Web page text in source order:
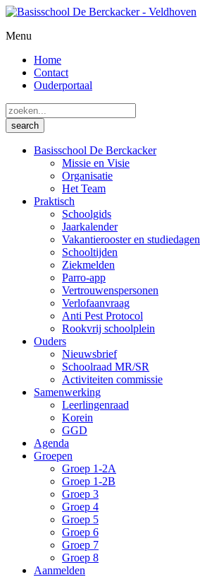
Menu
Home
Contact
Ouderportaal
Basisschool De Berckacker
Missie en Visie
Organisatie
Het Team
Praktisch
Schoolgids
Jaarkalender
Vakantierooster en studiedagen
Schooltijden
Ziekmelden
Parro-app
Vertrouwenspersonen
Verlofaanvraag
Anti Pest Protocol
Rookvrij schoolplein
Ouders
Nieuwsbrief
Schoolraad MR/SR
Activiteiten commissie
Samenwerking
Leerlingenraad
Korein
GGD
Agenda
Groepen
Groep 1-2A
Groep 1-2B
Groep 3
Groep 4
Groep 5
Groep 6
Groep 7
Groep 8
Aanmelden